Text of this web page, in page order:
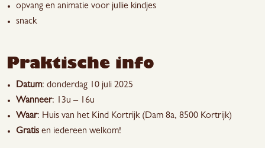
opvang en animatie voor jullie kindjes
snack
Praktische info
Datum: donderdag 10 juli 2025
Wanneer: 13u – 16u
Waar: Huis van het Kind Kortrijk (Dam 8a, 8500 Kortrijk)
Gratis en iedereen welkom!